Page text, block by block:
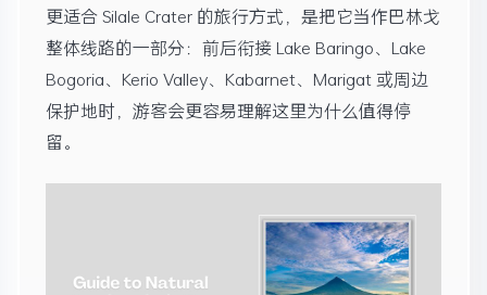
更适合 Silale Crater 的旅行方式，是把它当作巴林戈
整体线路的一部分：前后衔接 Lake Baringo、Lake
Bogoria、Kerio Valley、Kabarnet、Marigat 或周边
保护地时，游客会更容易理解这里为什么值得停
留。